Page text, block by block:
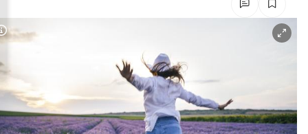
Untermenü
Untermenü
Untermenü
Untermenü
Copyright-Hinweis öffnen/schließen